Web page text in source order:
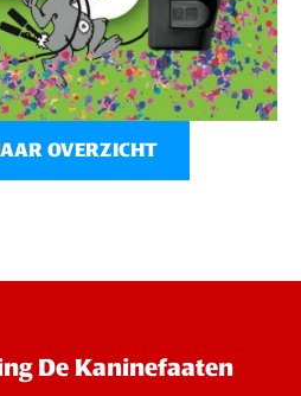
OVERZICHT
De Kaninefaaten